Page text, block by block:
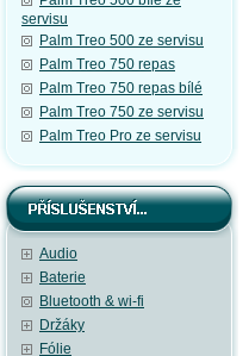
servisu
Palm Treo 500 ze servisu
Palm Treo 750 repas
Palm Treo 750 repas bílé
Palm Treo 750 ze servisu
Palm Treo Pro ze servisu
Audio
Baterie
Bluetooth & wi-fi
Držáky
Fólie